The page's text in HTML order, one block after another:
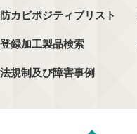
防カビポジティブリスト
登録加工製品検索
法規制及び障害事例